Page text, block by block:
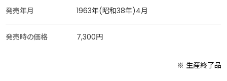
発売年月 1963年(昭和38年)4月
発売時の価格 7,300円
※ 生産終了品